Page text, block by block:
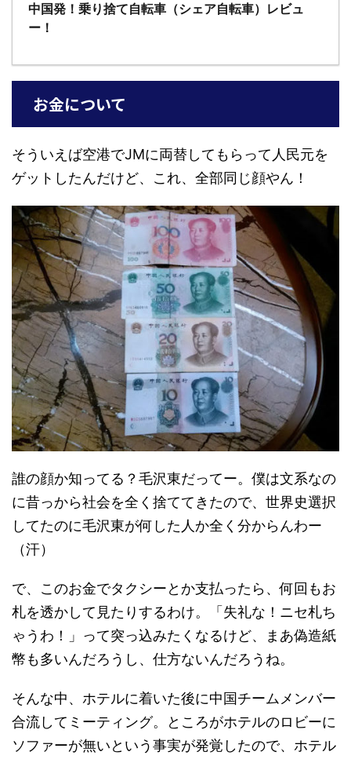
中国発！乗り捨て自転車（シェア自転車）レビュ
ー！
お金について
そういえば空港でJMに両替してもらって人民元を
ゲットしたんだけど、これ、全部同じ顔やん！
誰の顔か知ってる？毛沢東だってー。僕は文系なの
に昔っから社会を全く捨ててきたので、世界史選択
してたのに毛沢東が何した人か全く分からんわー
（汗）
で、このお金でタクシーとか支払ったら、何回もお
札を透かして見たりするわけ。「失礼な！ニセ札ち
ゃうわ！」って突っ込みたくなるけど、まあ偽造紙
幣も多いんだろうし、仕方ないんだろうね。
そんな中、ホテルに着いた後に中国チームメンバー
合流してミーティング。ところがホテルのロビーに
ソファーが無いという事実が発覚したので、ホテル